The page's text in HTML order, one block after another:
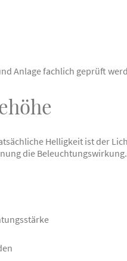
Anlage fachlich geprüft
Helligkeit ist der
die Beleuchtungswirkung.